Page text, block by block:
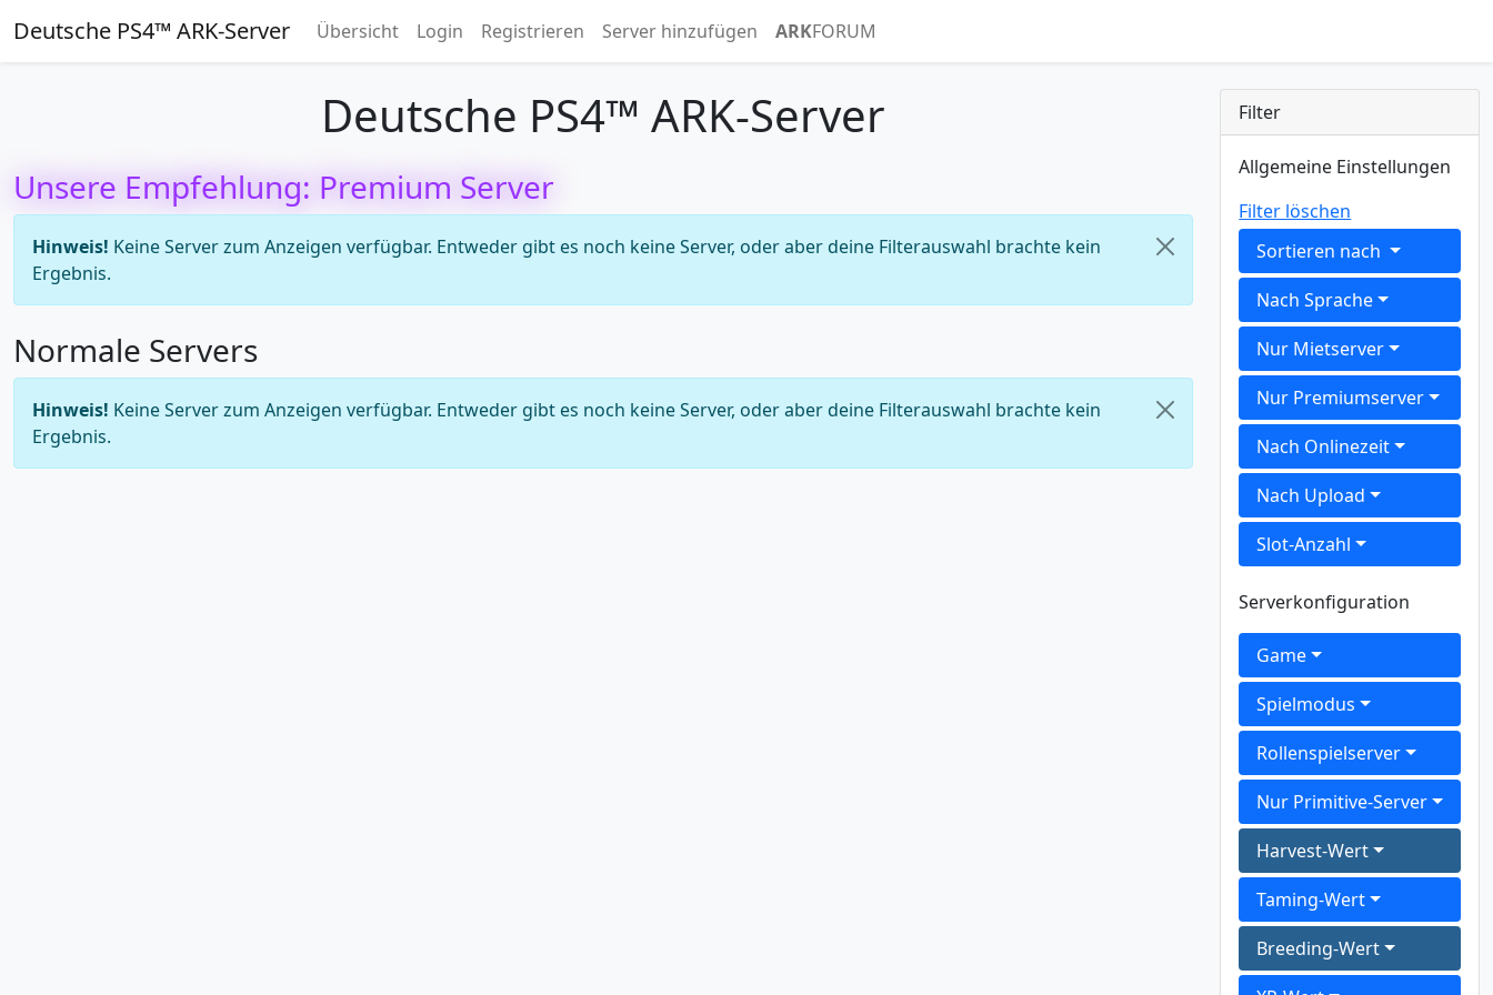
Deutsche PS4™ ARK-Server Übersicht Login Registrieren Server hinzufügen ARKFORUM
Deutsche PS4™ ARK-Server
Unsere Empfehlung: Premium Server
Hinweis! Keine Server zum Anzeigen verfügbar. Entweder gibt es noch keine Server, oder aber deine Filterauswahl brachte kein
Ergebnis.
Normale Servers
Hinweis! Keine Server zum Anzeigen verfügbar. Entweder gibt es noch keine Server, oder aber deine Filterauswahl brachte kein
Ergebnis.
Filter
Allgemeine Einstellungen
Filter löschen
Sortieren nach
Nach Sprache
Nur Mietserver
Nur Premiumserver
Nach Onlinezeit
Nach Upload
Slot-Anzahl
Serverkonfiguration
Game
Spielmodus
Rollenspielserver
Nur Primitive-Server
Harvest-Wert
Taming-Wert
Breeding-Wert